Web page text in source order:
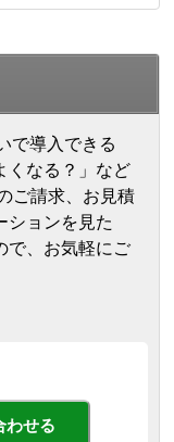
で導入できる
くなる？」など
ご請求、お見積
ションを見た
で、お気軽にご
わせる